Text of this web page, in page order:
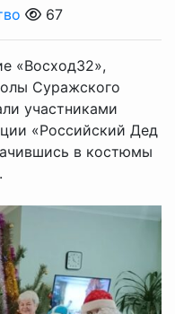
67
«Восход32»,
Суражского
участниками
«Российский Дед
в костюмы